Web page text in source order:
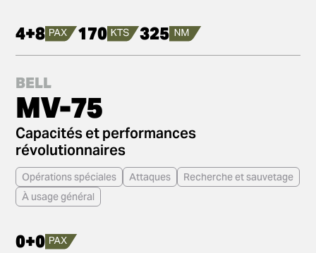
4+8 170 325
BELL
MV-75
Capacités et performances
révolutionnaires
Opérations spéciales Attaques
Recherche et sauvetage
À usage général
0+0